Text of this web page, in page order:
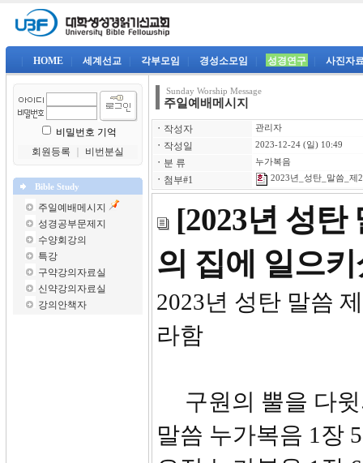
HOME 세계선교 각부모임 경성소모임 성경연구 사진자
비밀번호 기억
회원등록
비번분실
Bible Study
주일예배메시지
성경공부문제지
수양회강의
특강
구약강의자료실
신약강의자료실
강의안책자
Sunday Worship Message
주일예배메시지
ㆍ 작성자 관리자
ㆍ 작성일 2023-12-24 (일) 10:49
ㆍ 분 류 누가복음
ㆍ 첨부#1 2023년_성탄_말씀_제
[2023년 성탄
의 집에 일으
2023년
라함
구원의 뿔을 다윗
말씀 누가복음 1장